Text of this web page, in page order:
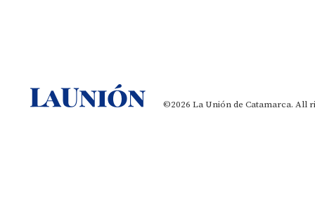
©2026 La Unión de Catamarca. All